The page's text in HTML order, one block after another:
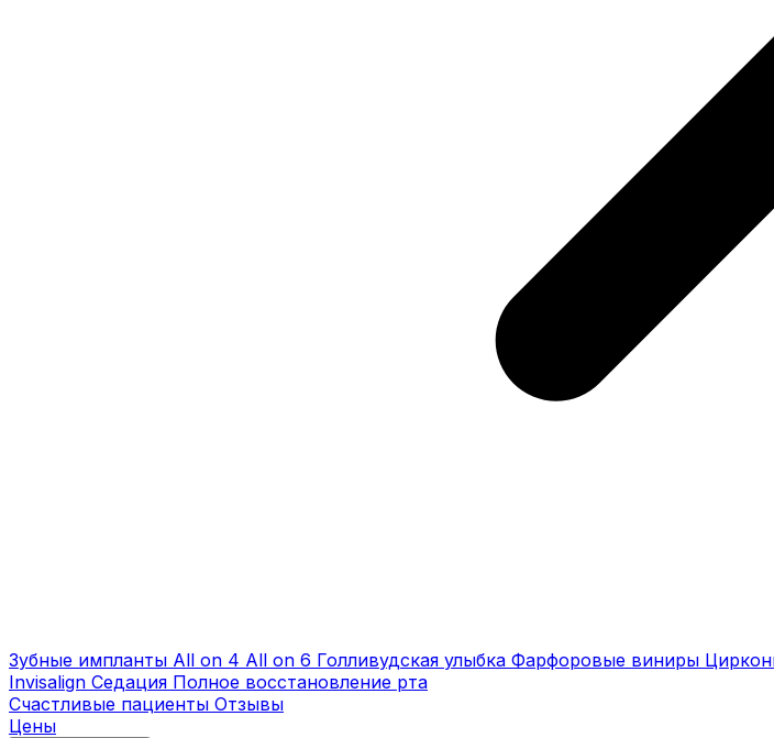
Зубные импланты All on 4 All on 6 Голливудская улыбка Фарфоровые виниры
Invisalign Седация Полное восстановление рта
Счастливые пациенты Отзывы
Цены